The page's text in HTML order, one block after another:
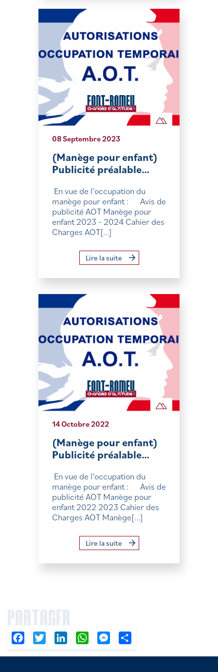
08 Septembre 2023
(Manège pour enfant)
Publicité préalable…
En vue de l’occupation du
manège pour enfant : Avis de
publicité AOT Manège pour
enfant 2023 - 2024 Cahier des
Charges AOT[...]
Lire la suite
14 Octobre 2022
(Manège pour enfant)
Publicité préalable…
En vue de l’occupation du
manège pour enfant : Avis de
publicité AOT Manège pour
enfant 2022 2023 Cahier des
Charges AOT Manège[...]
Lire la suite
PARTAGER
FacebookTwitter LinkedIn WhatsAppMessenger